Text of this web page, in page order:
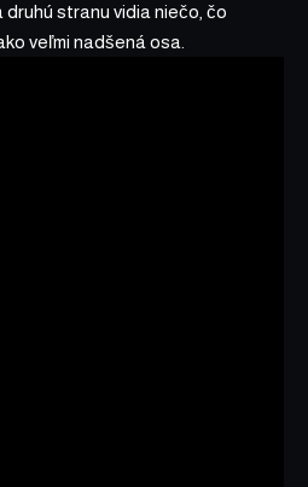
druhú stranu vidia niečo, čo
veľmi nadšená osa.